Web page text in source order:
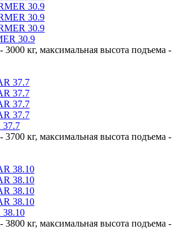
30.9
3000 кг, максимальная высота подъема -
3700 кг, максимальная высота подъема -
3800 кг, максимальная высота подъема -